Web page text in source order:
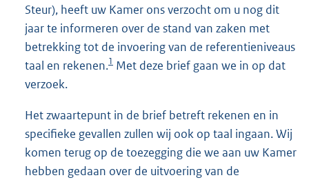
Steur), heeft uw Kamer ons verzocht om u nog dit
jaar te informeren over de stand van zaken met
betrekking tot de invoering van de referentieniveaus
taal en rekenen.1 Met deze brief gaan we in op dat
verzoek.
Het zwaartepunt in de brief betreft rekenen en in
specifieke gevallen zullen wij ook op taal ingaan. Wij
komen terug op de toezegging die we aan uw Kamer
hebben gedaan over de uitvoering van de